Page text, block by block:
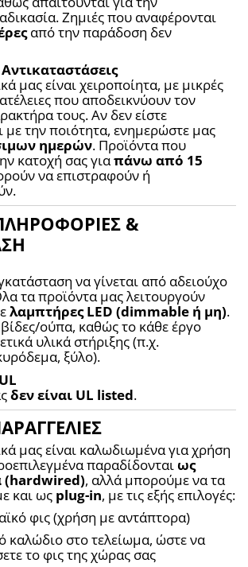
από την παράδοση δεν
μας είναι χειροποίητα, με μικρές
που αποδεικνύουν τον
τους. Αν δεν είστε
με την ποιότητα, ενημερώστε μας
ημερών. Προϊόντα που
κατοχή σας για πάνω από 15
να επιστραφούν ή
&
να γίνεται από αδειούχο
τα προϊόντα μας λειτουργούν
λαμπτήρες LED (dimmable ή μη).
ούπα, καθώς το κάθε έργο
υλικά στήριξης (π.χ.
ξύλο).
δεν είναι UL listed.
μας είναι καλωδιωμένα για χρήση
παραδίδονται ως
(hardwired), αλλά μπορούμε να τα
και ως plug-in, με τις εξής επιλογές:
φις (χρήση με αντάπτορα)
καλώδιο στο τελείωμα, ώστε να
το φις της χώρας σας